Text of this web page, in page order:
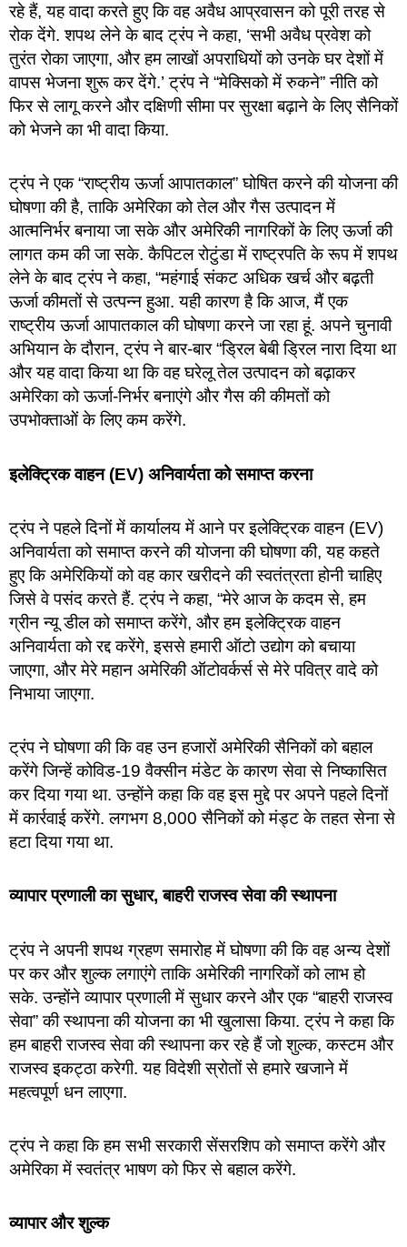
रहे हैं, यह वादा करते हुए कि वह अवैध आप्रवासन को पूरी तरह से
रोक देंगे. शपथ लेने के बाद ट्रंप ने कहा, ‘सभी अवैध प्रवेश को
तुरंत रोका जाएगा, और हम लाखों अपराधियों को उनके घर देशों में
वापस भेजना शुरू कर देंगे.’ ट्रंप ने “मेक्सिको में रुकने” नीति को
फिर से लागू करने और दक्षिणी सीमा पर सुरक्षा बढ़ाने के लिए सैनिकों
को भेजने का भी वादा किया.
ट्रंप ने एक “राष्ट्रीय ऊर्जा आपातकाल” घोषित करने की योजना की
घोषणा की है, ताकि अमेरिका को तेल और गैस उत्पादन में
आत्मनिर्भर बनाया जा सके और अमेरिकी नागरिकों के लिए ऊर्जा की
लागत कम की जा सके. कैपिटल रोटुंडा में राष्ट्रपति के रूप में शपथ
लेने के बाद ट्रंप ने कहा, “महंगाई संकट अधिक खर्च और बढ़ती
ऊर्जा कीमतों से उत्पन्न हुआ. यही कारण है कि आज, मैं एक
राष्ट्रीय ऊर्जा आपातकाल की घोषणा करने जा रहा हूं. अपने चुनावी
अभियान के दौरान, ट्रंप ने बार-बार “ड्रिल बेबी ड्रिल नारा दिया था
और यह वादा किया था कि वह घरेलू तेल उत्पादन को बढ़ाकर
अमेरिका को ऊर्जा-निर्भर बनाएंगे और गैस की कीमतों को
उपभोक्ताओं के लिए कम करेंगे.
इलेक्ट्रिक वाहन (EV) अनिवार्यता को समाप्त करना
ट्रंप ने पहले दिनों में कार्यालय में आने पर इलेक्ट्रिक वाहन (EV)
अनिवार्यता को समाप्त करने की योजना की घोषणा की, यह कहते
हुए कि अमेरिकियों को वह कार खरीदने की स्वतंत्रता होनी चाहिए
जिसे वे पसंद करते हैं. ट्रंप ने कहा, “मेरे आज के कदम से, हम
ग्रीन न्यू डील को समाप्त करेंगे, और हम इलेक्ट्रिक वाहन
अनिवार्यता को रद्द करेंगे, इससे हमारी ऑटो उद्योग को बचाया
जाएगा, और मेरे महान अमेरिकी ऑटोवर्कर्स से मेरे पवित्र वादे को
निभाया जाएगा.
ट्रंप ने घोषणा की कि वह उन हजारों अमेरिकी सैनिकों को बहाल
करेंगे जिन्हें कोविड-19 वैक्सीन मंडेट के कारण सेवा से निष्कासित
कर दिया गया था. उन्होंने कहा कि वह इस मुद्दे पर अपने पहले दिनों
में कार्रवाई करेंगे. लगभग 8,000 सैनिकों को मंड्ट के तहत सेना से
हटा दिया गया था.
व्यापार प्रणाली का सुधार, बाहरी राजस्व सेवा की स्थापना
ट्रंप ने अपनी शपथ ग्रहण समारोह में घोषणा की कि वह अन्य देशों
पर कर और शुल्क लगाएंगे ताकि अमेरिकी नागरिकों को लाभ हो
सके. उन्होंने व्यापार प्रणाली में सुधार करने और एक “बाहरी राजस्व
सेवा” की स्थापना की योजना का भी खुलासा किया. ट्रंप ने कहा कि
हम बाहरी राजस्व सेवा की स्थापना कर रहे हैं जो शुल्क, कस्टम और
राजस्व इकट्ठा करेगी. यह विदेशी स्रोतों से हमारे खजाने में
महत्वपूर्ण धन लाएगा.
ट्रंप ने कहा कि हम सभी सरकारी सेंसरशिप को समाप्त करेंगे और
अमेरिका में स्वतंत्र भाषण को फिर से बहाल करेंगे.
व्यापार और शुल्क